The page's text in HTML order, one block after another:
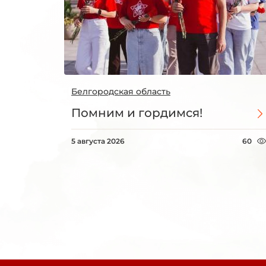
Белгородская область
Помним и гордимся!
5 августа 2026 60